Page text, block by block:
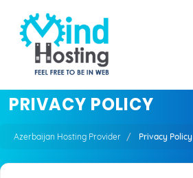
PRIVACY POLICY
Azerbaijan Hosting Provider Privacy Policy